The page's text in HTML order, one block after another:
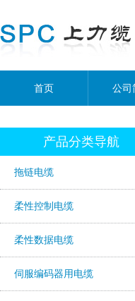
首页 公司
产品分类导航
拖链电缆
柔性控制电缆
柔性数据电缆
伺服编码器用电缆